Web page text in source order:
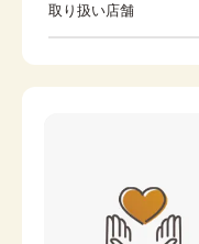
Kimono
身丈 74cm
取り扱い店舗